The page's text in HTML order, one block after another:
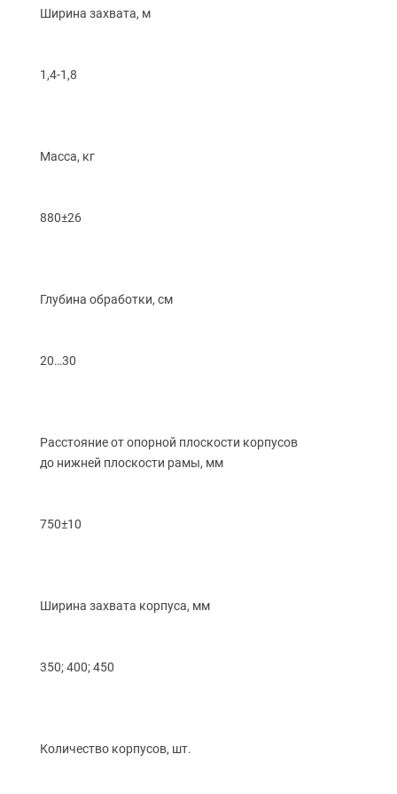
Ширина захвата, м
1,4-1,8
Масса, кг
880±26
Глубина обработки, см
20…30
Расстояние от опорной плоскости корпусов
до нижней плоскости рамы, мм
750±10
Ширина захвата корпуса, мм
350; 400; 450
Количество корпусов, шт.